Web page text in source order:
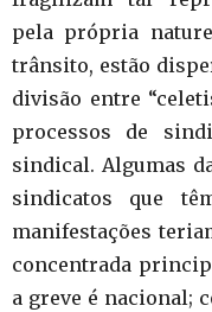
pela própria
trânsito, estão
divisão entre
processos de
sindical. Algumas
sindicatos que
manifestações
concentrada
a greve é nacional;